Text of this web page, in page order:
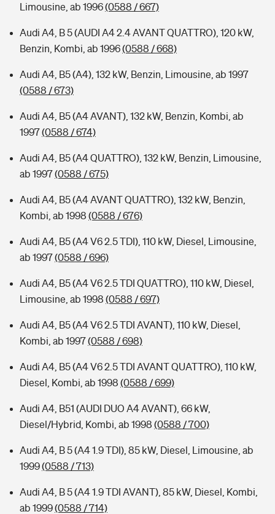
Limousine, ab 1996(0588 / 667)
Audi A4, B 5 (AUDI A4 2.4 AVANT QUATTRO), 120 kW,
Benzin, Kombi, ab 1996(0588 / 668)
Audi A4, B5 (A4), 132 kW, Benzin, Limousine, ab 1997
(0588 / 673)
Audi A4, B5 (A4 AVANT), 132 kW, Benzin, Kombi, ab
1997(0588 / 674)
Audi A4, B5 (A4 QUATTRO), 132 kW, Benzin, Limousine,
ab 1997(0588 / 675)
Audi A4, B5 (A4 AVANT QUATTRO), 132 kW, Benzin,
Kombi, ab 1998 (0588 / 676)
Audi A4, B5 (A4 V6 2.5 TDI), 110 kW, Diesel, Limousine,
ab 1997(0588 / 696)
Audi A4, B5 (A4 V6 2.5 TDI QUATTRO), 110 kW, Diesel,
Limousine, ab 1998 (0588 / 697)
Audi A4, B5 (A4 V6 2.5 TDI AVANT), 110 kW, Diesel,
Kombi, ab 1997(0588 / 698)
Audi A4, B5 (A4 V6 2.5 TDI AVANT QUATTRO), 110 kW,
Diesel, Kombi, ab 1998 (0588 / 699)
Audi A4, B51 (AUDI DUO A4 AVANT), 66 kW,
Diesel/Hybrid, Kombi, ab 1998 (0588 / 700)
Audi A4, B 5 (A4 1.9 TDI), 85 kW, Diesel, Limousine, ab
1999(0588 / 713)
Audi A4, B 5 (A4 1.9 TDI AVANT), 85 kW, Diesel, Kombi,
ab 1999(0588 / 714)